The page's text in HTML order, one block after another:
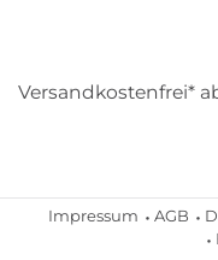
Versandkostenfrei*
Impressum AGB